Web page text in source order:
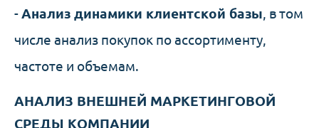
-Анализ динамики клиентской базы, в том
числе анализ покупок по ассортименту,
частоте и объемам.
АНАЛИЗ ВНЕШНЕЙ МАРКЕТИНГОВОЙ
СРЕДЫ КОМПАНИИ